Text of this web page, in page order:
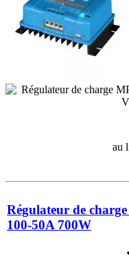
au
Régulateur de
100-50A 700W